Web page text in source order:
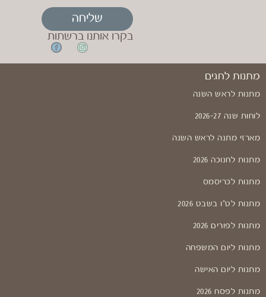
שליחה
בקרו אותנו ברשתות
מתנות לחגים
מתנות לראש השנה
לוחות שנה 2026-27
מארזי מתנה לראש השנה
מתנות לחנוכה 2026
מתנות לכריסמס
מתנות לט"ו בשבט 2026
מתנות לפורים 2026
מתנות ליום המשפחה
מתנות ליום האישה
מתנות לפסח 2026